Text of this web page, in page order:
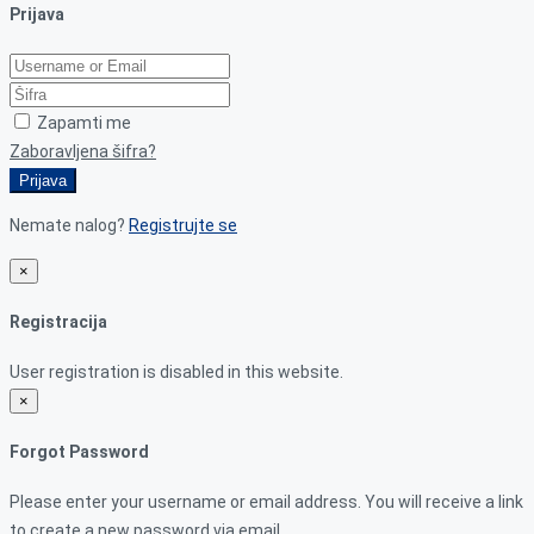
Prijava
Zapamti me
Zaboravljena šifra?
Prijava
Nemate nalog? Registrujte se
×
Registracija
User registration is disabled in this website.
×
Forgot Password
Please enter your username or email address. You will receive a link